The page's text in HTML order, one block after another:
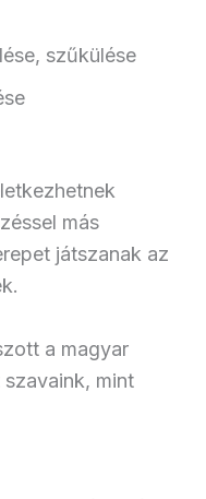
szűkülése
más
játszanak az
a magyar
mint